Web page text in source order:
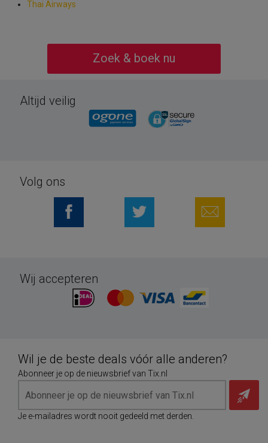
Thai Airways
Zoek & boek nu
Altijd veilig
Volg ons
Wij accepteren
Wil je de beste deals vóór alle anderen?
Abonneer je op de nieuwsbrief van Tix.nl
Je e-mailadres wordt nooit gedeeld met derden.